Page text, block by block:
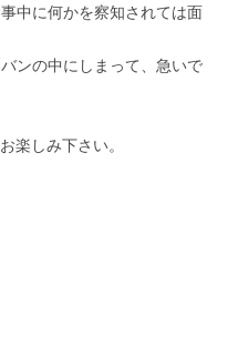
中に何かを察知されては面
ンの中にしまって、急いで
楽しみ下さい。